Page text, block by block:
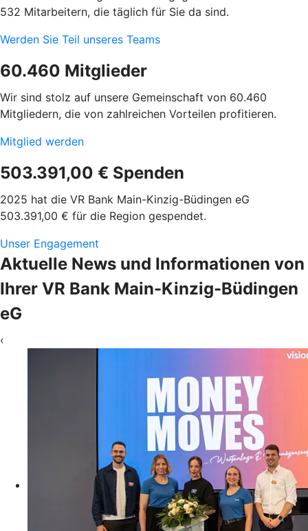
532 Mitarbeitern, die täglich für Sie da sind.
Werden Sie Teil unseres Teams
60.460 Mitglieder
Wir sind stolz auf unsere Gemeinschaft von 60.460
Mitgliedern, die von zahlreichen Vorteilen profitieren.
Mitglied werden
503.391,00 € Spenden
2025 hat die VR Bank Main-Kinzig-Büdingen eG
503.391,00 € für die Region gespendet.
Unser Engagement
Aktuelle News und Informationen von
Ihrer VR Bank Main-Kinzig-Büdingen
eG
‹